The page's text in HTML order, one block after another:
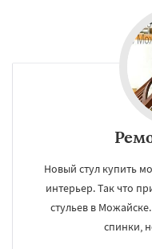
Новый стул купить
интерьер. Так что
стульев в
спинки,